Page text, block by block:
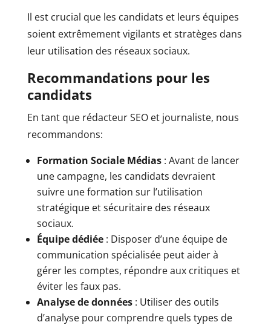
Il est crucial que les candidats et leurs équipes
soient extrêmement vigilants et stratèges dans
leur utilisation des réseaux sociaux.
Recommandations pour les
candidats
En tant que rédacteur SEO et journaliste, nous
recommandons:
Formation Sociale Médias: Avant de lancer
une campagne, les candidats devraient
suivre une formation sur l’utilisation
stratégique et sécuritaire des réseaux
sociaux.
Équipe dédiée: Disposer d’une équipe de
communication spécialisée peut aider à
gérer les comptes, répondre aux critiques et
éviter les faux pas.
Analyse de données: Utiliser des outils
d’analyse pour comprendre quels types de